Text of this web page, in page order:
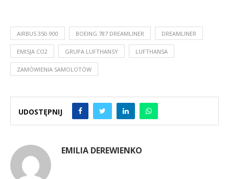
AIRBUS 350-900 BOEING 787 DREAMLINER DREAMLINER
EMISJA CO2 GRUPA LUFTHANSY LUFTHANSA
ZAMÓWIENIA SAMOLOTÓW
UDOSTĘPNIJ
EMILIA DEREWIENKO